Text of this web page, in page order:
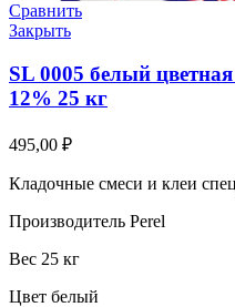
Сравнить
Закрыть
SL 0005 белый
12% 25 кг
495,00 ₽
Кладочные смеси и клеи
Производитель Perel
Вес 25 кг
Цвет белый